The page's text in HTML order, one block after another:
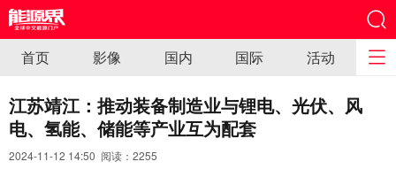
首页 影像 国内 国际 活动
江苏靖江：推动装备制造业与锂电、光伏、风
电、氢能、储能等产业互为配套
2024-11-12 14:50 阅读： 2255